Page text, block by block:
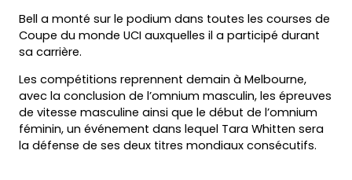
Bell a monté sur le podium dans toutes les courses de
Coupe du monde UCI auxquelles il a participé durant
sa carrière.
Les compétitions reprennent demain à Melbourne,
avec la conclusion de l’omnium masculin, les épreuves
de vitesse masculine ainsi que le début de l’omnium
féminin, un événement dans lequel Tara Whitten sera
la défense de ses deux titres mondiaux consécutifs.